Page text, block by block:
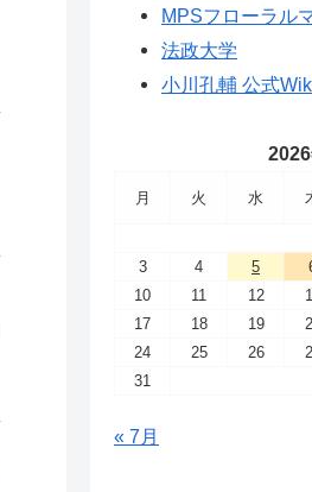
MPSフローラル
法政大学
小川孔輔 公式
月 火 水
3
4 5
10
11 12
17
18 19
24
25 26
31
« 7月